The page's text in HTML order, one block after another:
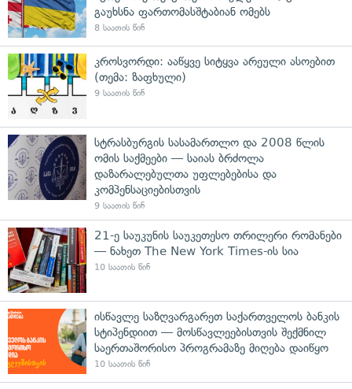
გაუხსნა ფართომასშტაბიან ომებს
8 საათის წინ
კროსვორდი: ააწყვე სიტყვა არეული ასოებით
(თემა: ზაფხული)
9 საათის წინ
სტრასბურგის სასამართლო და 2008 წლის
ომის საქმეები — საიას ბრძოლა
დაზარალებულთა უფლებებისა და
კომპენსაციებისთვის
9 საათის წინ
21-ე საუკუნის საუკეთესო თრილერი რომანები
— ნახეთ The New York Times-ის სია
10 საათის წინ
ისწავლე საზღვარგარეთ საქართველოს ბანკის
სტიპენდიით — მოსწავლეებისთვის შექმნილ
საერთაშორისო პროგრამაზე მიღება დაიწყო
10 საათის წინ